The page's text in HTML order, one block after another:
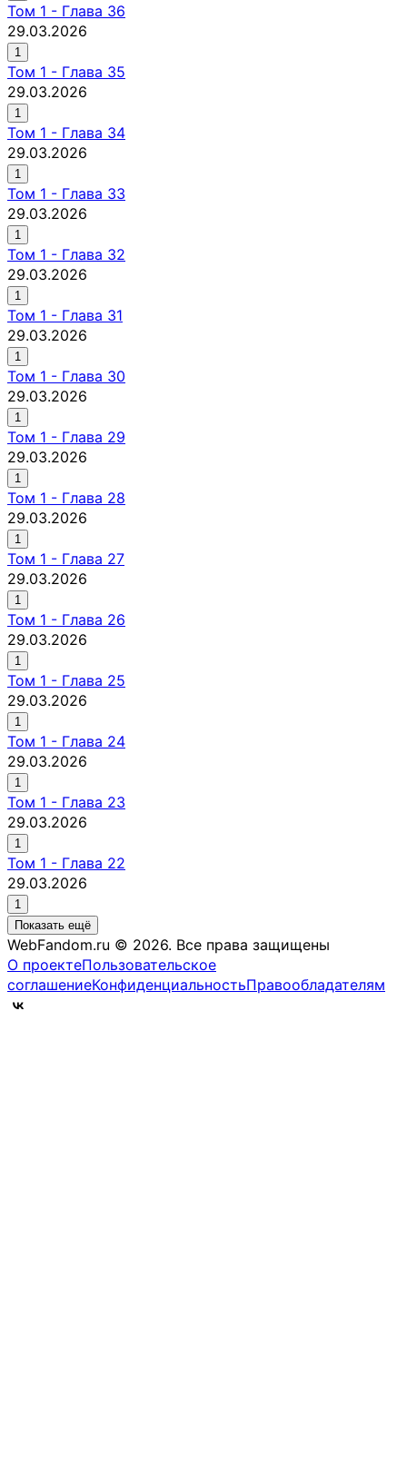
Том 1 - Глава 36
29.03.2026
1
Том 1 - Глава 35
29.03.2026
1
Том 1 - Глава 34
29.03.2026
1
Том 1 - Глава 33
29.03.2026
1
Том 1 - Глава 32
29.03.2026
1
Том 1 - Глава 31
29.03.2026
1
Том 1 - Глава 30
29.03.2026
1
Том 1 - Глава 29
29.03.2026
1
Том 1 - Глава 28
29.03.2026
1
Том 1 - Глава 27
29.03.2026
1
Том 1 - Глава 26
29.03.2026
1
Том 1 - Глава 25
29.03.2026
1
Том 1 - Глава 24
29.03.2026
1
Том 1 - Глава 23
29.03.2026
1
Том 1 - Глава 22
29.03.2026
1
Показать ещё
WebFandom.ru © 2026. Все права защищены
О проектеПользовательское
соглашениеКонфиденциальностьПравообладателям